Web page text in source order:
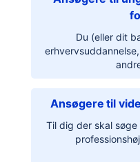
Du (eller dit
Ansøgere til
Til dig der skal